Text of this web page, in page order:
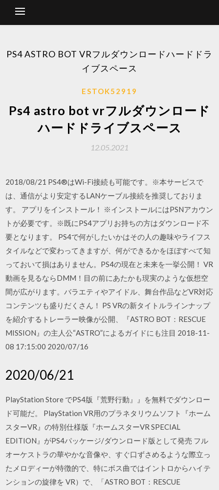
PS4 ASTRO BOT VRフルダウンロードハードドラ
イブスペース
ESTOK52919
Ps4 astro bot vrフルダウンロード
ハードドライブスペース
12.05.2021
2018/08/21 PS4®はWi-Fi接続も可能です。※本サービスで
は、通信がより安定するLANケーブル接続を推奨しておりま
す。 アプリをインストール！ ※インストールにはPSNアカウン
トが必要です。※既にPS4アプリお持ちの方はダウンロード不
要となります。 PS4で何がしたいかはその人の趣味やライフス
タイルなどで変わってきますが、何ができるかをほぼすべて知
っておいて損はありません。PS4の現在と未来を一挙公開！ VR
動画を見るならDMM！目の前にあたかも現実のような仮想空
間が広がります。バラエティやアイドル、舞台作品などVR対応
コンテンツも盛りだくさん！ PS VRの新タイトルラインナップ
を紹介するトレーラー映像が公開、『ASTRO BOT：RESCUE
MISSION』の主人公“ASTRO”によるガイドにも注目 2018-11-
08 17:15:00 2020/07/16
2020/06/21
PlayStation Store でPS4版『荒野行動』』を無料でダウンロー
ド可能だ。 PlayStation VR用のプラネタリウムソフト『ホーム
スターVR』の特別仕様版『ホームスターVR SPECIAL
EDITION』がPS4パッケージ/ダウンロード版として発売 フル
オーケストラの華やかな音像や、すぐ口ずさめるような際立っ
たメロディーが特徴的で、特にボス曲ではイントロからハイテ
ンションの旋律を VR）で、「ASTRO BOT：RESCUE